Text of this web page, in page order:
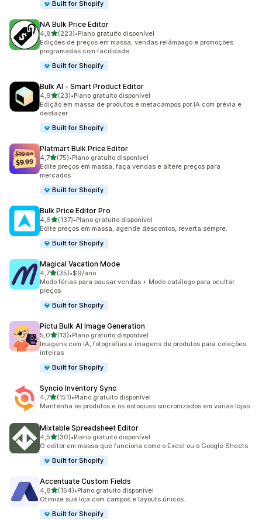
Built for Shopify
NA Bulk Price Editor
4,8de 5 estrelas
(223)
223 avaliações ao todo
•Plano gratuito disponível
Edições de preços em massa, vendas relâmpago e promoções
programadas com facilidade
Built for Shopify
Bulk AI ‑ Smart Product Editor
4,9de 5 estrelas
(23)
23 avaliações ao todo
•Plano gratuito disponível
Edição em massa de produtos e metacampos por IA com prévia e
desfazer
Built for Shopify
Platmart Bulk Price Editor
4,7de 5 estrelas
(75)
75 avaliações ao todo
•Plano gratuito disponível
Edite preços em massa, faça vendas e altere preços para
mercados
Built for Shopify
Bulk Price Editor Pro
4,6de 5 estrelas
(137)
137 avaliações ao todo
•Plano gratuito disponível
Edite preços em massa, agende descontos, reverta sempre.
Built for Shopify
Magical Vacation Mode
4,7de 5 estrelas
(35)
35 avaliações ao todo
•$9/ano
Modo férias para pausar vendas + Modo catálogo para ocultar
preços
Built for Shopify
Pictu Bulk AI Image Generation
5,0de 5 estrelas
(13)
13 avaliações ao todo
•Plano gratuito disponível
Imagens com IA, fotografias e imagens de produtos para coleções
inteiras
Built for Shopify
Syncio Inventory Sync
4,7de 5 estrelas
(151)
151 avaliações ao todo
•Plano gratuito disponível
Mantenha os produtos e os estoques sincronizados em várias lojas
Mixtable Spreadsheet Editor
4,5de 5 estrelas
(30)
30 avaliações ao todo
•Plano gratuito disponível
O editor em massa que funciona como o Excel ou o Google Sheets
Built for Shopify
Accentuate Custom Fields
4,8de 5 estrelas
(154)
154 avaliações ao todo
•Plano gratuito disponível
Otimize sua loja com campos e layouts únicos.
Built for Shopify